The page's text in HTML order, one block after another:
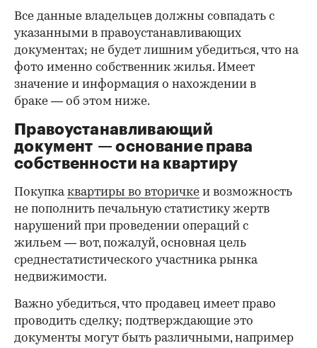
Все данные владельцев должны совпадать с
указанными в правоустанавливающих
документах; не будет лишним убедиться, что на
фото именно собственник жилья. Имеет
значение и информация о нахождении в
браке — об этом ниже.
Правоустанавливающий
документ — основание права
собственности на квартиру
Покупкаквартиры во вторичке и возможность
не пополнить печальную статистику жертв
нарушений при проведении операций с
жильем — вот, пожалуй, основная цель
среднестатистического участника рынка
недвижимости.
Важно убедиться, что продавец имеет право
проводить сделку; подтверждающие это
документы могут быть различными, например